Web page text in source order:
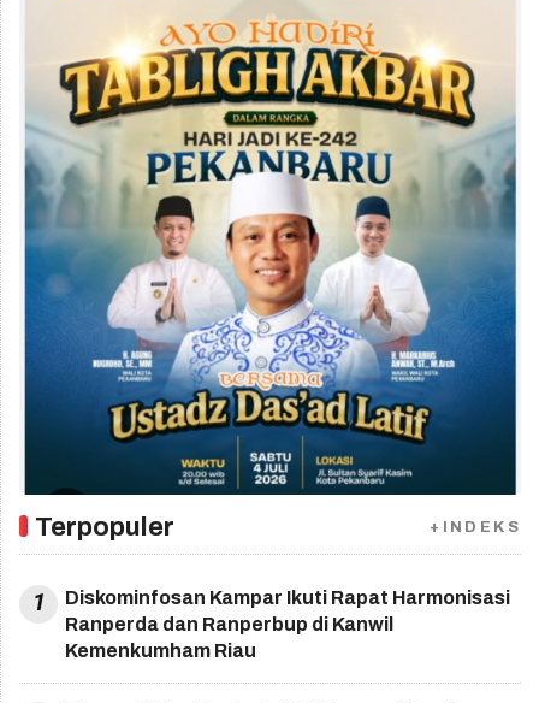
Terpopuler +INDEKS
1
Diskominfosan Kampar Ikuti Rapat Harmonisasi
Ranperda dan Ranperbup di Kanwil
Kemenkumham Riau